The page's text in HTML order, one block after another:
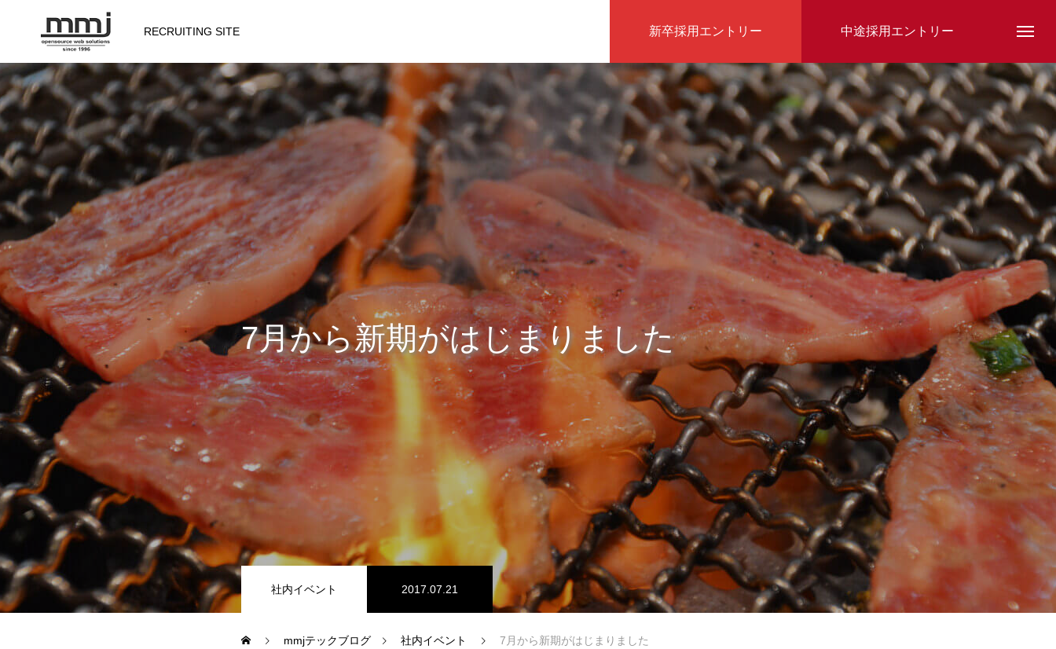
RECRUITING SITE 新卒採用エントリー 中途採用エントリー
会社を知る
メッセージ 会社概要 インタビュー スタッフ紹介
仕事を知る
教務システム開発 不動産システム開発 プログラマーの1週間 デザイナーの1週間
求人採用情報
Webエンジニア・プログラマー フロントエンドエンジニア 【正社員】Webデザイナー 【業務委託】Webデザイナー
Webディレクター
7月から新期がはじまりました
社内イベント 2017.07.21
mmjテックブログ 社内イベント 7月から新期がはじまりました